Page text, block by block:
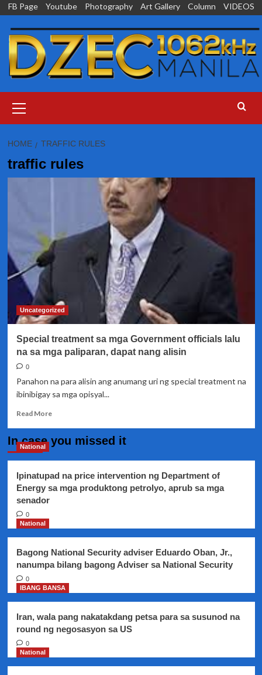
Skip
content
FB Page Youtube Photography Art Gallery Column VIDEOS
Menu
HOME TRAFFIC RULES
traffic rules
Uncategorized
Special treatment sa mga Government officials lalu
na sa mga paliparan, dapat nang alisin
0
Panahon na para alisin ang anumang uri ng special treatment na
ibinibigay sa mga opisyal...
Read MoreRead
Special
mga
Government
paliparan,
dapat
alisin
In case you missed it
National
Ipinatupad na price intervention ng Department of
Energy sa mga produktong petrolyo, aprub sa mga
senador
0
National
Bagong National Security adviser Eduardo Oban, Jr.,
nanumpa bilang bagong Adviser sa National Security
0
IBANG BANSA
Iran, wala pang nakatakdang petsa para sa susunod na
round ng negosasyon sa US
0
National